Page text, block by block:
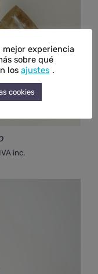
Rango
IVA inc.
experiencia
sobre qué
los ajustes .
cookies